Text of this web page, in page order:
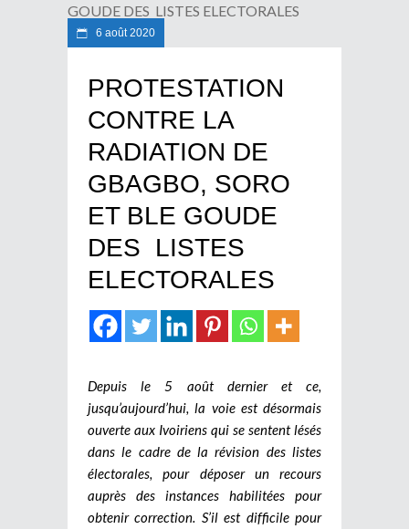
GOUDE DES LISTES ELECTORALES
6 août 2020
PROTESTATION
CONTRE LA
RADIATION DE
GBAGBO, SORO
ET BLE GOUDE
DES LISTES
ELECTORALES
Depuis le 5 août dernier et ce,
jusqu’aujourd’hui, la voie est désormais
ouverte aux Ivoiriens qui se sentent lésés
dans le cadre de la révision des listes
électorales, pour déposer un recours
auprès des instances habilitées pour
obtenir correction. S’il est difficile pour